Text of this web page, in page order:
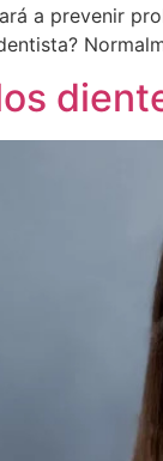
a prevenir